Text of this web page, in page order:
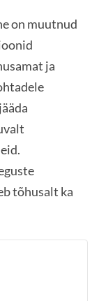
on muutnud
ja
tõhusalt ka